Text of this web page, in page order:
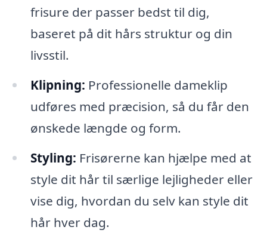
frisure der passer bedst til dig,
baseret på dit hårs struktur og din
livsstil.
Klipning: Professionelle dameklip
udføres med præcision, så du får den
ønskede længde og form.
Styling: Frisørerne kan hjælpe med at
style dit hår til særlige lejligheder eller
vise dig, hvordan du selv kan style dit
hår hver dag.